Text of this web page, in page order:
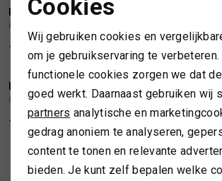
SPORTKLEDING
TASSEN
TOPS EN SHIRTS
TRUIEN
/2
NOTERMAN
Atelier Noterman Chino
132,99 189,99 132,99
/2
NOTERMAN
Atelier Noterman Chino
199,99
1 /2
NOTERMAN
Atelier
Noodzakelijke cookies
Analytische cookies
Marketing cookies
Cookies
Wij gebruiken cookies en
om je gebruikservaring te
functionele cookies zorgen we dat
goed werkt. Daarnaast gebruiken wij
partners analytische en
gedrag anoniem te analyseren,
content te tonen en relevante
bieden. Je kunt zelf bepalen welke